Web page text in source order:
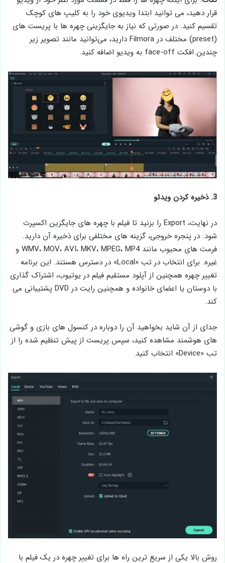
قرار دهید، می ‌توانید ابتدا ویدیوی خود را به کلیپ‌ های کوچک
تقسیم کنید. در صورتی که نیاز به جایگزینی چهره ‌ها با پريست ‌های
(preset) مختلف در Filmora دارید، می‌توانید مانند تصویر زیر
چندین افکت face-off به ویدیو اضافه کنید.
3. ذخيره كردن ويدئو
در نهایت، Export را بزنید تا فيلم با چهره های جایگزین اكسپرت
شود. در پنجره خروجی، گزینه های مختلفی برای ذخیره آن دارید.
فرمت‌ های محبوب مانند WMV، MOV، AVI، MKV، MPEG، MP4 و
غیره. برای انتخاب در تب «Local» در دسترس هستند. این برنامه
تغيير چهره همچنین از آپلود مستقیم فيلم در يوتيوب، اشتراک گذاری
با دوستان یا اعضای خانواده و همچنین رایت در DVD پشتیبانی می
کند.
جدای از آن شايد بخواهید آن را دوباره در کنسول های بازی و گوشی
های هوشمند مشاهده کنید، سپس پريست از پیش تنظیم شده را از
تب «Device» انتخاب کنید.
روش بالا یکی از سریع ‌ترین راه‌ ها برای تغییر چهره در یک فيلم با